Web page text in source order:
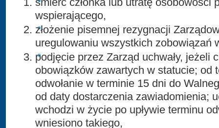
wspierającego,
złożenie pisemnej rezygnacji
uregulowaniu wszystkich zobowiązań
podjęcie przez Zarząd uchwały, jeżeli
obowiązków zawartych w statucie; od
odwołanie w terminie 15 dni do
od daty dostarczenia zawiadomienia;
wchodzi w życie po upływie terminu
wniesiono takiego,